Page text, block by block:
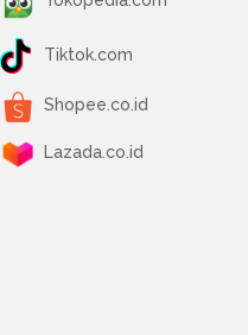
Tiktok.com
Shopee.co.id
Lazada.co.id